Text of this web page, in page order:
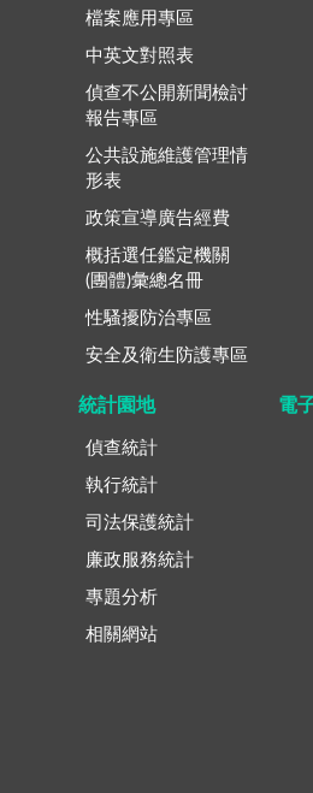
檔案應用專區
中英文對照表
偵查不公開新聞檢討
報告專區
公共設施維護管理情
形表
政策宣導廣告經費
概括選任鑑定機關
(團體)彙總名冊
性騷擾防治專區
安全及衛生防護專區
統計園地
偵查統計
執行統計
司法保護統計
廉政服務統計
專題分析
相關網站
電